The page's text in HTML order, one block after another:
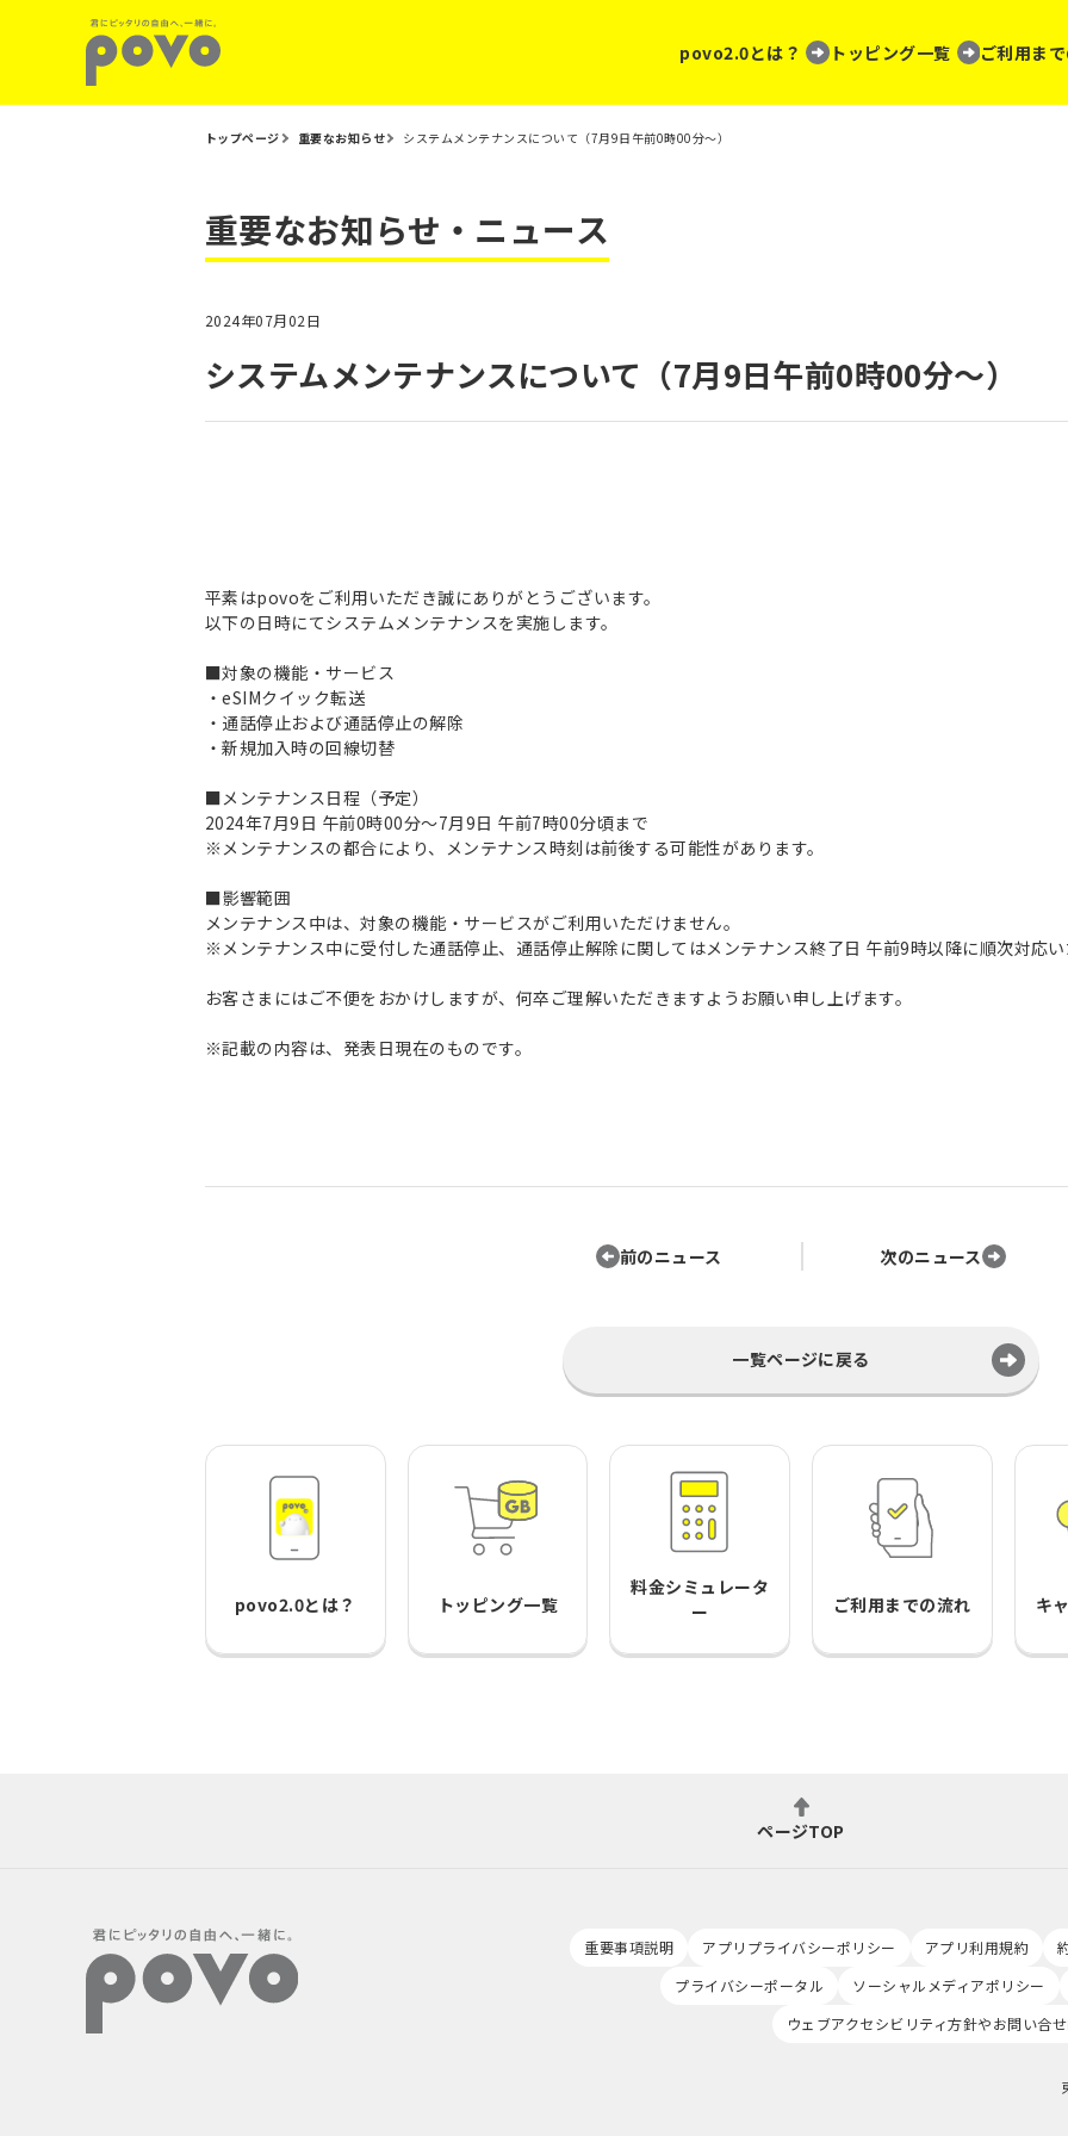
povo2.0とは？ トッピング一覧 ご利用ま
トップページ 重要なお知らせ システムメンテナンスについて（7月9日午前0時00分～）
重要なお知らせ・ニュース
2024年07月02日
システムメンテナンスについて（7月9日午前0時00分～）
平素はpovoをご利用いただき誠にありがとうございます。
以下の日時にてシステムメンテナンスを実施します。
■対象の機能・サービス
・eSIMクイック転送
・通話停止および通話停止の解除
・新規加入時の回線切替
■メンテナンス日程（予定）
2024年7月9日 午前0時00分～7月9日 午前7時00分頃まで
※メンテナンスの都合により、メンテナンス時刻は前後する可能性があります。
■影響範囲
メンテナンス中は、対象の機能・サービスがご利用いただけません。
※メンテナンス中に受付した通話停止、通話停止解除に関してはメンテナンス終了日 午前9時以降に順次対応い
お客さまにはご不便をおかけしますが、何卒ご理解いただきますようお願い申し上げます。
※記載の内容は、発表日現在のものです。
前のニュース 次のニュース
一覧ページに戻る
povo2.0とは？ トッピング一覧
料金シミュレータ
ー
ご利用までの流れ キ
ページTOP
重要事項説明 アプリプライバシーポリシー アプリ利用規約
プライバシーポータル
ソーシャルメディアポリシー
ウェブアクセシビリティ方針やお問い合